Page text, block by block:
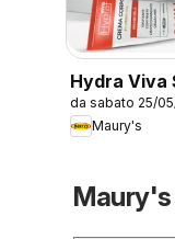
Hydra Viva
care
da sabato 25/
Maury's
Maury's